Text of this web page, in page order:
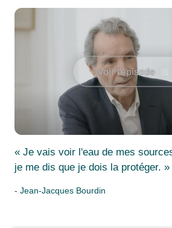
Voir l'épisode
« Je vais voir l'eau de mes
je me dis que je dois la protéger. »
- Jean-Jacques Bourdin